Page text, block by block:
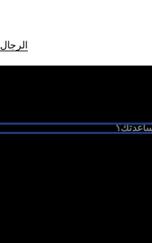
الرجال